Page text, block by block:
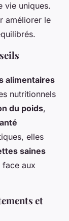
vie uniques.
améliorer le
alimentaires
nutritionnels
du poids,
elles
saines
aux
et